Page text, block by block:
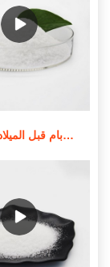
جودة عالية من الموردين الندف بام قبل الميلاد في الأردن